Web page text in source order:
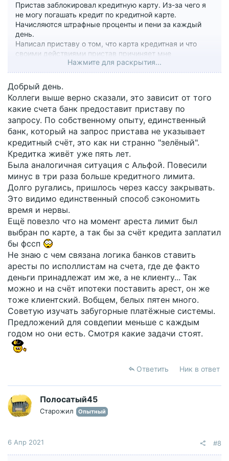
Пристав заблокировал кредитную карту. Из-за чего я
не могу погашать кредит по кредитной карте.
Начисляются штрафные проценты и пени за каждый
день.
Написал приставу о том, что карта кредитная и что
своими действиями пристав причиняет мне
финансовый ущерб. Пристав отказал в снятии ареста с
кредитной карты.
Имеет ли пристав блокировать кредитную карту? Не
является ли это превышением должностных
полномочий, в том плане, что пристав своими
действиями причиняет мне финансовый ущерб? Как
заставить пристава снять арест с кредитной карты?
Спасибо
Нажмите для раскрытия...
Добрый день.
Коллеги выше верно сказали, это зависит от того
какие счета банк предоставит приставу по
запросу. По собственному опыту, единственный
банк, который на запрос пристава не указывает
кредитный счёт, это как ни странно "зелёный".
Кредитка живёт уже пять лет.
Была аналогичная ситуация с Альфой. Повесили
минус в три раза больше кредитного лимита.
Долго ругались, пришлось через кассу закрывать.
Это видимо единственный способ сэкономить
время и нервы.
Ещё повезло что на момент ареста лимит был
выбран по карте, а так бы за счёт кредита заплатил
бы фссп
Не знаю с чем связана логика банков ставить
аресты по исполлистам на счета, где де факто
деньги принадлежат им же, а не клиенту... Так
можно и на счёт ипотеки поставить арест, он же
тоже клиентский. Вобщем, белых пятен много.
Советую изучать забугорные платёжные системы.
Предложений для совдепии меньше с каждым
годом но они есть. Смотря какие задачи стоят.
Ответить Ник в ответ
Полосатый45
Старожил Опытный
6 Апр 2021 #8